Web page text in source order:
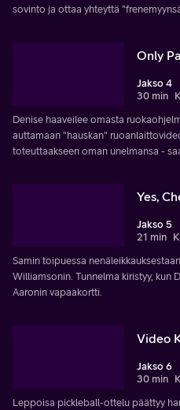
sovinto ja ottaa yhteyttä
Only
Jakso 4
30 min
Denise haaveilee omasta
auttamaan "hauskan"
toteuttaakseen oman unelmansa -
Yes,
Jakso 5
21 min
Samin toipuessa
Williamsonin. Tunnelma kiristyy, kun
Aaronin vapaakortti.
Video
Jakso 6
30 min
Leppoisa pickleball-ottelu päättyy